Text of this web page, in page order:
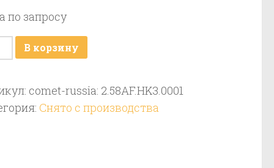
по запросу
В корзину
comet-russia: 2.58AF.HK3.0001
Снято с производства